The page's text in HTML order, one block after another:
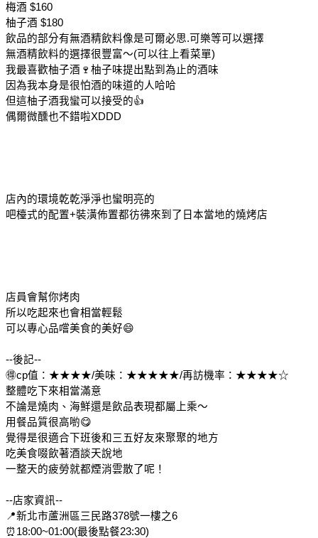
梅酒 $160
柚子酒 $180
飲品的部分有無酒精飲料像是可爾必思.可樂等可以選擇
無酒精飲料的選擇很豐富～(可以往上看菜單)
我最喜歡柚子酒🍷柚子味提出點到為止的酒味
因為我本身是很怕酒的味道的人哈哈
但這柚子酒我蠻可以接受的👍
偶爾微醺也不錯啦XDDD
店內的環境乾乾淨淨也蠻明亮的
吧檯式的配置+裝潢佈置都彷彿來到了日本當地的燒烤店
店員會幫你烤肉
所以吃起來也會相當輕鬆
可以專心品嚐美食的美好😄
--後記--
🉐cp值：★★★★/美味：★★★★★/再訪機率：★★★★☆
整體吃下來相當滿意
不論是燒肉、海鮮還是飲品表現都屬上乘～
用餐品質很高喲😋
覺得是很適合下班後和三五好友來聚聚的地方
吃美食啜飲著酒談天說地
一整天的疲勞就都煙消雲散了呢！
--店家資訊--
📍新北市蘆洲區三民路378號一樓之6
⏰18:00~01:00(最後點餐23:30)